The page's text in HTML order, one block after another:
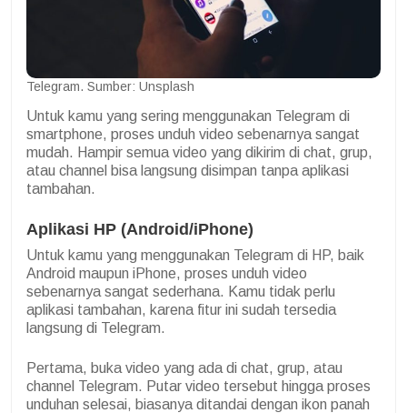
Telegram. Sumber: Unsplash
Untuk kamu yang sering menggunakan Telegram di
smartphone, proses unduh video sebenarnya sangat
mudah. Hampir semua video yang dikirim di chat, grup,
atau channel bisa langsung disimpan tanpa aplikasi
tambahan.
Aplikasi HP (Android/iPhone)
Untuk kamu yang menggunakan Telegram di HP, baik
Android maupun iPhone, proses unduh video
sebenarnya sangat sederhana. Kamu tidak perlu
aplikasi tambahan, karena fitur ini sudah tersedia
langsung di Telegram.
Pertama, buka video yang ada di chat, grup, atau
channel Telegram. Putar video tersebut hingga proses
unduhan selesai, biasanya ditandai dengan ikon panah